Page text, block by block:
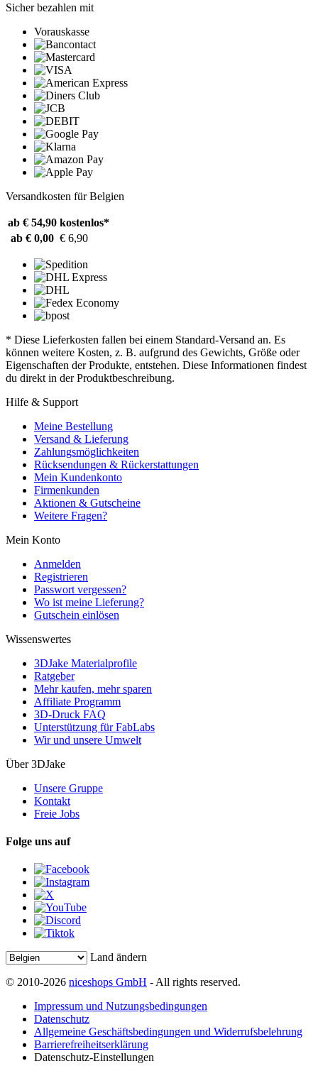
Sicher bezahlen mit
Vorauskasse
Versandkosten für Belgien
ab € 54,90 kostenlos*
ab € 0,00 € 6,90
* Diese Lieferkosten fallen bei einem Standard-Versand an. Es
können weitere Kosten, z. B. aufgrund des Gewichts, Größe oder
Eigenschaften der Produkte, entstehen. Diese Informationen findest
du direkt in der Produktbeschreibung.
Hilfe & Support
Meine Bestellung
Versand & Lieferung
Zahlungsmöglichkeiten
Rücksendungen & Rückerstattungen
Mein Kundenkonto
Firmenkunden
Aktionen & Gutscheine
Weitere Fragen?
Mein Konto
Anmelden
Registrieren
Passwort vergessen?
Wo ist meine Lieferung?
Gutschein einlösen
Wissenswertes
3DJake Materialprofile
Ratgeber
Mehr kaufen, mehr sparen
Affiliate Programm
3D-Druck FAQ
Unterstützung für FabLabs
Wir und unsere Umwelt
Über 3DJake
Unsere Gruppe
Kontakt
Freie Jobs
Folge uns auf
Land ändern
© 2010-2026 niceshops GmbH - All rights reserved.
Impressum und Nutzungsbedingungen
Datenschutz
Allgemeine Geschäftsbedingungen und Widerrufsbelehrung
Barrierefreiheitserklärung
Datenschutz-Einstellungen